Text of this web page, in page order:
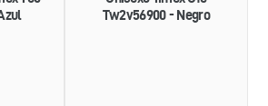
Tw2v56900 - Negro